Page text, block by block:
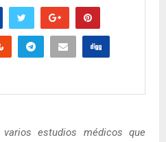
estudios médicos que